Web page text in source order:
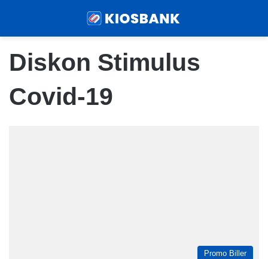
Diskon Stimulus
Covid-19
Promo Biller